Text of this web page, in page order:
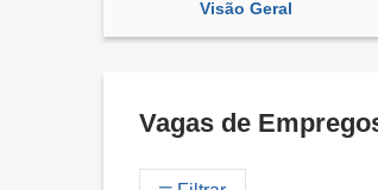
Visão Geral
Vagas de